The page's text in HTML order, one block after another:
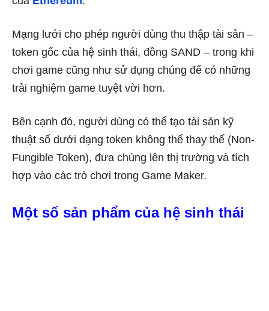
Mạng lưới cho phép người dùng thu thập tài sản –
token gốc của hệ sinh thái, đồng SAND – trong khi
chơi game cũng như sử dụng chúng để có những
trải nghiệm game tuyệt vời hơn.
Bên cạnh đó, người dùng có thể tạo tài sản kỹ
thuật số dưới dạng token không thể thay thế (Non-
Fungible Token), đưa chúng lên thị trường và tích
hợp vào các trò chơi trong Game Maker.
Một số sản phẩm của hệ sinh thái